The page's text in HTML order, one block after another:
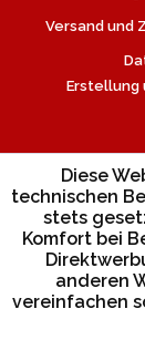
Versand und
Erstellung
Diese
technischen
stets
Komfort bei
anderen
vereinfachen